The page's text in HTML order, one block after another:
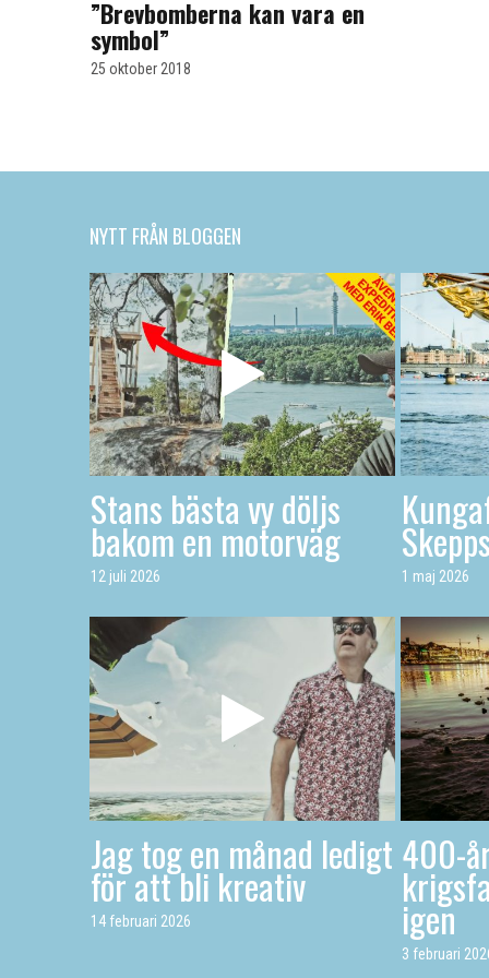
”Brevbomberna kan vara en
symbol”
25 oktober 2018
NYTT FRÅN BLOGGEN
Stans bästa vy döljs
bakom en motorväg
12 juli 2026 1 maj 2026
Jag tog en månad ledigt
för att bli kreativ
14 februari 2026
400-
igen
3 februari